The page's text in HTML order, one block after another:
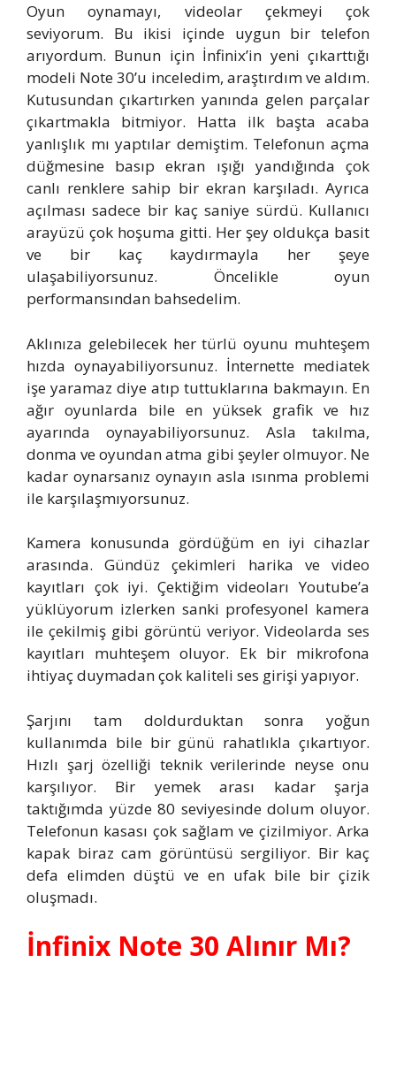
Oyun oynamayı, videolar çekmeyi çok
seviyorum. Bu ikisi içinde uygun bir telefon
arıyordum. Bunun için İnfinix’in yeni çıkarttığı
modeli Note 30’u inceledim, araştırdım ve aldım.
Kutusundan çıkartırken yanında gelen parçalar
çıkartmakla bitmiyor. Hatta ilk başta acaba
yanlışlık mı yaptılar demiştim. Telefonun açma
düğmesine basıp ekran ışığı yandığında çok
canlı renklere sahip bir ekran karşıladı. Ayrıca
açılması sadece bir kaç saniye sürdü. Kullanıcı
arayüzü çok hoşuma gitti. Her şey oldukça basit
ve bir kaç kaydırmayla her şeye
ulaşabiliyorsunuz. Öncelikle oyun
performansından bahsedelim.
Aklınıza gelebilecek her türlü oyunu muhteşem
hızda oynayabiliyorsunuz. İnternette mediatek
işe yaramaz diye atıp tuttuklarına bakmayın. En
ağır oyunlarda bile en yüksek grafik ve hız
ayarında oynayabiliyorsunuz. Asla takılma,
donma ve oyundan atma gibi şeyler olmuyor. Ne
kadar oynarsanız oynayın asla ısınma problemi
ile karşılaşmıyorsunuz.
Kamera konusunda gördüğüm en iyi cihazlar
arasında. Gündüz çekimleri harika ve video
kayıtları çok iyi. Çektiğim videoları Youtube’a
yüklüyorum izlerken sanki profesyonel kamera
ile çekilmiş gibi görüntü veriyor. Videolarda ses
kayıtları muhteşem oluyor. Ek bir mikrofona
ihtiyaç duymadan çok kaliteli ses girişi yapıyor.
Şarjını tam doldurduktan sonra yoğun
kullanımda bile bir günü rahatlıkla çıkartıyor.
Hızlı şarj özelliği teknik verilerinde neyse onu
karşılıyor. Bir yemek arası kadar şarja
taktığımda yüzde 80 seviyesinde dolum oluyor.
Telefonun kasası çok sağlam ve çizilmiyor. Arka
kapak biraz cam görüntüsü sergiliyor. Bir kaç
defa elimden düştü ve en ufak bile bir çizik
oluşmadı.
İnfinix Note 30 Alınır Mı?